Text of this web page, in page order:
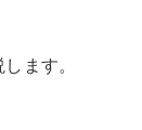
ます。